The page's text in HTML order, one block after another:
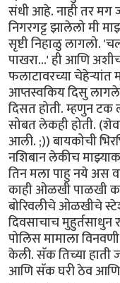
संधी आहे. नाही तर मग
निगरगट्ट झालेलो मी
सृष्टी निहाळु लागलो.
पाखरा...' ही आणि
फलाटावरच्या
आप्तस्वकिय दिसु
दिसत होती. म्हणुन टक
सोबत लेकही होती.
आली. ;)) बायकोची
नशिबान लेकीच
तिन मला पाहु नये अस
काही ओळखी पाळखी
बोरिवलीचे ओळखीचे
दिवसाचाच मुहुर्तसाधुन
पोलिस मामाला
केली. सॅक तिच्या हाती
आणि सॅक घरी ठेव आणि